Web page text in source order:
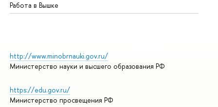
Работа в Вышке
http://www.minobrnauki.gov.ru/
Министерство науки и высшего образования РФ
https://edu.gov.ru/
Министерство просвещения РФ